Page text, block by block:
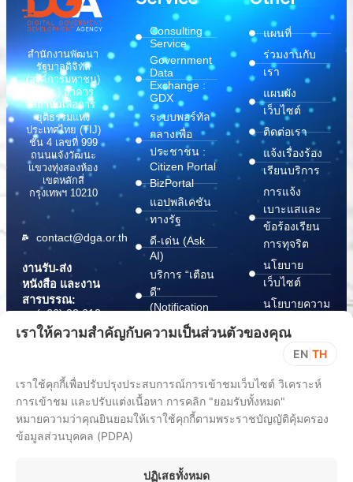
สำนักงานพัฒนา
รัฐบาลดิจิทัล
(องค์การมหาชน)
(สพร.) อาคาร
สถาบันเพื่อการ
ยุติธรรมแห่ง
ประเทศไทย (TIJ)
ชั้น 4 เลขที่ 999
ถนนแจ้งวัฒนะ
แขวงทุ่งสองห้อง
เขตหลักสี่
กรุงเทพฯ 10210
contact@dga.or.th
งานรับ-ส่ง
หนังสือ และงาน
สารบรรณ:
(+66) 02 612
6000
saraban@dga.or.th
Center:
(+66) 02 612
Consulting
Service
Government
Data
Exchange :
GDX
ระบบพอร์ทัล
กลางเพื่อ
ประชาชน :
Citizen Portal
BizPortal
แอปพลิเคชัน
ทางรัฐ
ดี-เด่น (Ask
AI)
บริการ “เตือน
ดี”
(Notification
บริการ
(Document
Wallet)
แผนที่
ร่วมงานกับ
เรา
แผนผัง
เว็บไซต์
ติดต่อเรา
แจ้งเรื่องร้อง
เรียนบริการ
การแจ้ง
เบาะแสและ
ข้อร้องเรียน
การทุจริต
นโยบาย
เว็บไซต์
นโยบายความ
ปลอดภัย
สารสนเทศ
ChangeLog
เราให้ความสำคัญกับความเป็นส่วนตัวของคุณ
EN TH
เราใช้คุกกี้เพื่อปรับปรุงประสบการณ์การเข้าชมเว็บไซต์ วิเคราะห์
การเข้าชม และปรับแต่งเนื้อหา การคลิก "ยอมรับทั้งหมด"
หมายความว่าคุณยินยอมให้เราใช้คุกกี้ตามพระราชบัญญัติคุ้มครอง
ข้อมูลส่วนบุคคล (PDPA)
ปฏิเสธทั้งหมด